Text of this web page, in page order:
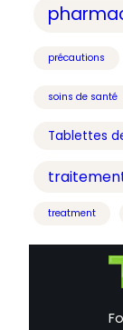
précautions
soins de santé
Tablettes
treatment